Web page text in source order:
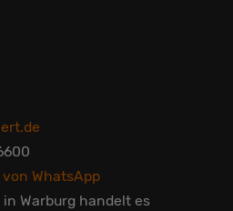
WhatsApp
Warburg handelt es